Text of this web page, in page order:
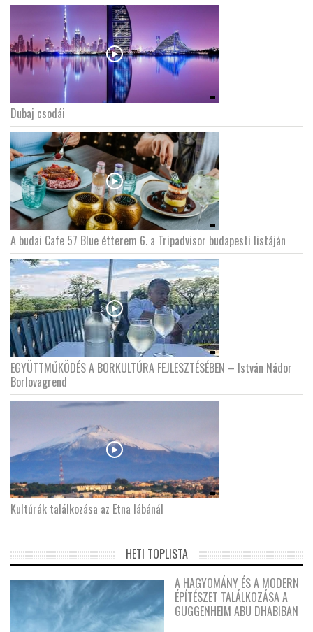
Dubaj csodái
A budai Cafe 57 Blue étterem 6. a Tripadvisor budapesti listáján
EGYÜTTMŰKÖDÉS A BORKULTÚRA FEJLESZTÉSÉBEN – István Nádor
Borlovagrend
Kultúrák találkozása az Etna lábánál
HETI TOPLISTA
A HAGYOMÁNY ÉS A MODERN
ÉPÍTÉSZET TALÁLKOZÁSA A
GUGGENHEIM ABU DHABIBAN